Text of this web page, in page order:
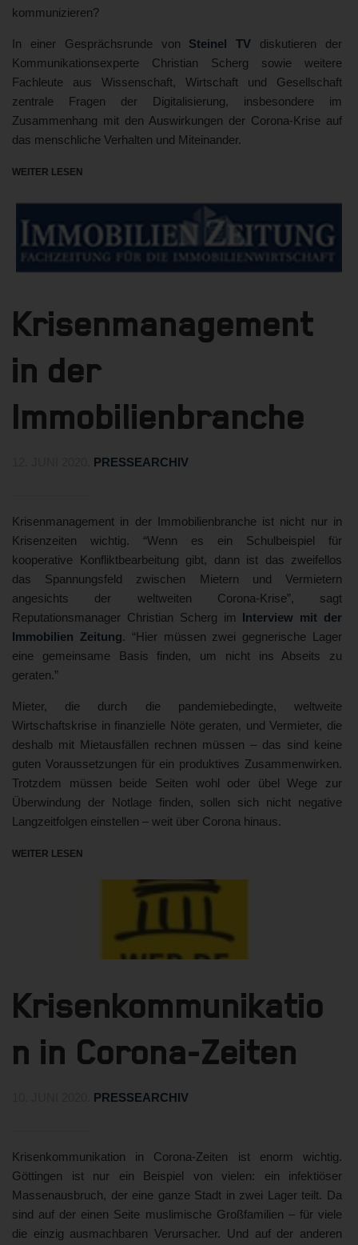
kommunizieren?
In einer Gesprächsrunde von Steinel TV diskutieren der
Kommunikationsexperte Christian Scherg sowie weitere
Fachleute aus Wissenschaft, Wirtschaft und Gesellschaft
zentrale Fragen der Digitalisierung, insbesondere im
Zusammenhang mit den Auswirkungen der Corona-Krise auf
das menschliche Verhalten und Miteinander.
WEITER LESEN
Krisenmanagement
in der
Immobilienbranche
PRESSEARCHIV
Krisenmanagement in der Immobilienbranche ist nicht nur in
Krisenzeiten wichtig. “Wenn es ein Schulbeispiel für
kooperative Konfliktbearbeitung gibt, dann ist das zweifellos
das Spannungsfeld zwischen Mietern und Vermietern
angesichts der weltweiten Corona-Krise”, sagt
Reputationsmanager Christian Scherg im Interview mit der
Immobilien Zeitung. “Hier müssen zwei gegnerische Lager
eine gemeinsame Basis finden, um nicht ins Abseits zu
geraten.”
Mieter, die durch die pandemiebedingte, weltweite
Wirtschaftskrise in finanzielle Nöte geraten, und Vermieter, die
deshalb mit Mietausfällen rechnen müssen – das sind keine
guten Voraussetzungen für ein produktives Zusammenwirken.
Trotzdem müssen beide Seiten wohl oder übel Wege zur
Überwindung der Notlage finden, sollen sich nicht negative
Langzeitfolgen einstellen – weit über Corona hinaus.
WEITER LESEN
Krisenkommunikatio
n in Corona-Zeiten
PRESSEARCHIV
Krisenkommunikation in Corona-Zeiten ist enorm wichtig.
Göttingen ist nur ein Beispiel von vielen: ein infektiöser
Massenausbruch, der eine ganze Stadt in zwei Lager teilt. Da
sind auf der einen Seite muslimische Großfamilien – für viele
die einzig ausmachbaren Verursacher. Und auf der anderen